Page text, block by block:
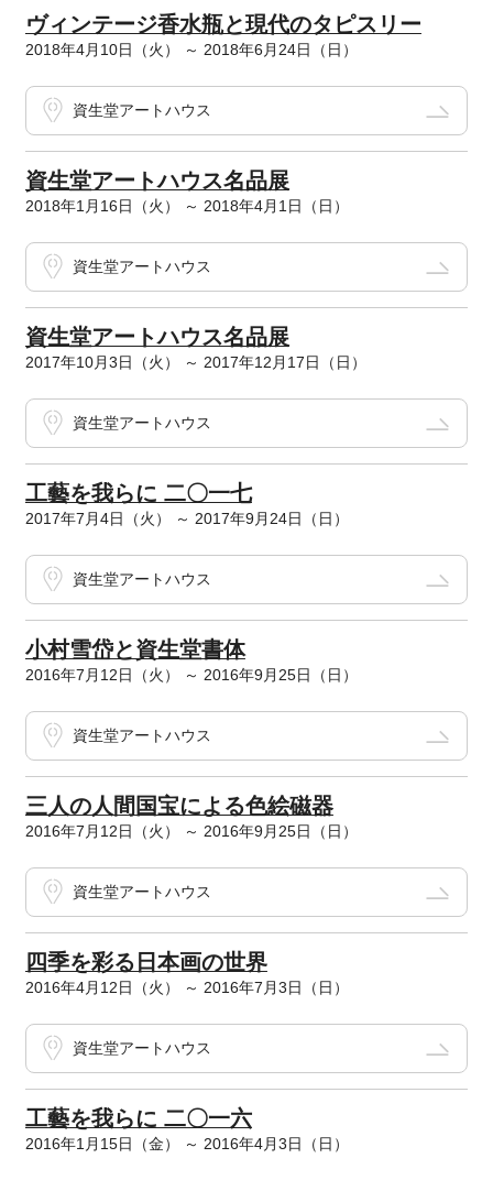
ヴィンテージ香水瓶と現代のタピスリー
2018年4月10日（火） ～ 2018年6月24日（日）
資生堂アートハウス
資生堂アートハウス名品展
2018年1月16日（火） ～ 2018年4月1日（日）
資生堂アートハウス
資生堂アートハウス名品展
2017年10月3日（火） ～ 2017年12月17日（日）
資生堂アートハウス
工藝を我らに 二〇一七
2017年7月4日（火） ～ 2017年9月24日（日）
資生堂アートハウス
小村雪岱と資生堂書体
2016年7月12日（火） ～ 2016年9月25日（日）
資生堂アートハウス
三人の人間国宝による色絵磁器
2016年7月12日（火） ～ 2016年9月25日（日）
資生堂アートハウス
四季を彩る日本画の世界
2016年4月12日（火） ～ 2016年7月3日（日）
資生堂アートハウス
工藝を我らに 二〇一六
2016年1月15日（金） ～ 2016年4月3日（日）